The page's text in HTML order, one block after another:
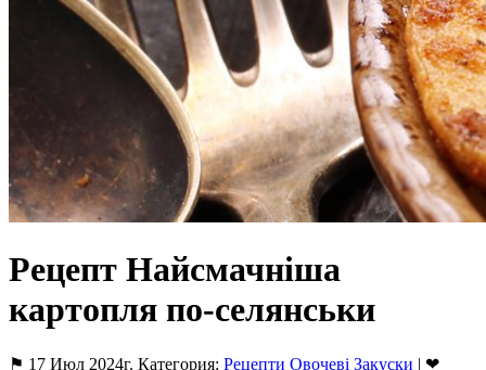
Рецепт Найсмачніша
картопля по-селянськи
⚑ 17 Июл 2024г. Категория: Рецепти Овочеві Закуски | ❤